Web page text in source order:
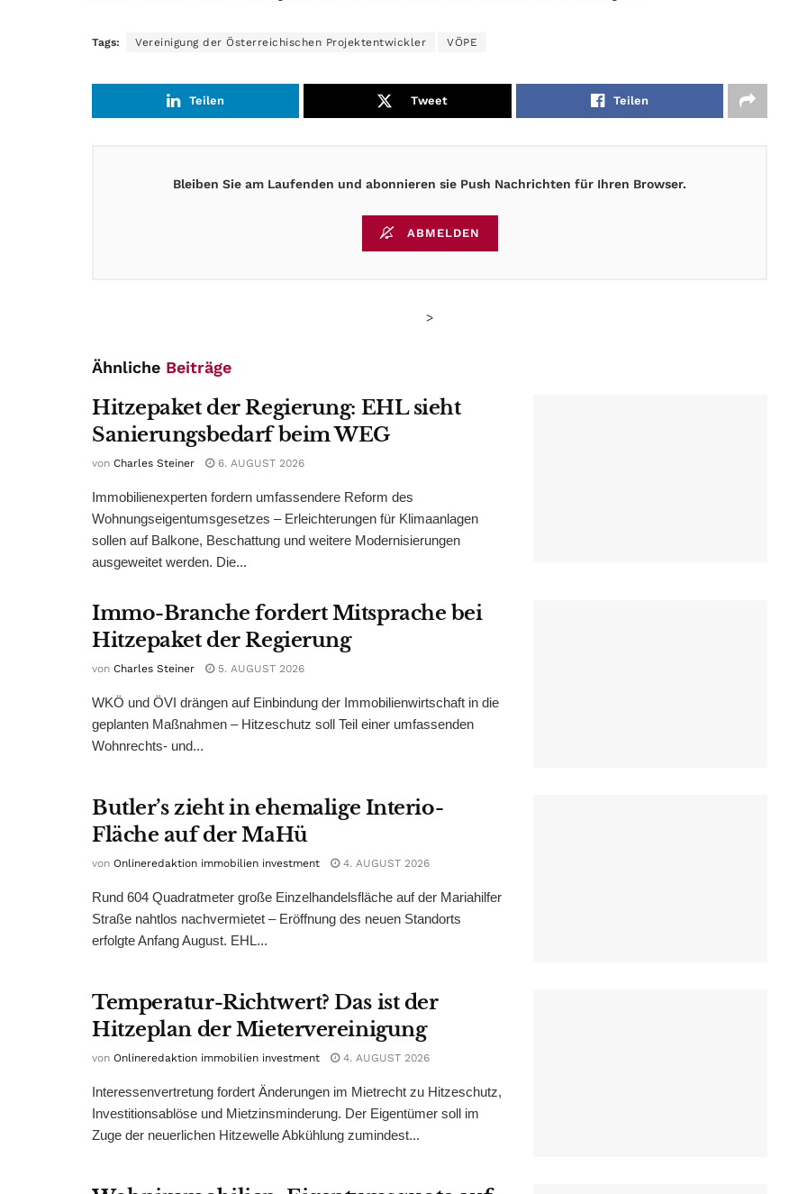
Tags: Vereinigung der Österreichischen Projektentwickler VÖPE
Teilen Tweet Teilen
Bleiben Sie am Laufenden und abonnieren sie Push Nachrichten für Ihren Browser.
ABMELDEN
>
Ähnliche Beiträge
Hitzepaket der Regierung: EHL sieht
Sanierungsbedarf beim WEG
von Charles Steiner 6. AUGUST 2026
Immobilienexperten fordern umfassendere Reform des
Wohnungseigentumsgesetzes – Erleichterungen für Klimaanlagen
sollen auf Balkone, Beschattung und weitere Modernisierungen
ausgeweitet werden. Die...
Immo-Branche fordert Mitsprache bei
Hitzepaket der Regierung
von Charles Steiner 5. AUGUST 2026
WKÖ und ÖVI drängen auf Einbindung der Immobilienwirtschaft in die
geplanten Maßnahmen – Hitzeschutz soll Teil einer umfassenden
Wohnrechts- und...
Butler’s zieht in ehemalige Interio-
Fläche auf der MaHü
von Onlineredaktion immobilien investment 4. AUGUST 2026
Rund 604 Quadratmeter große Einzelhandelsfläche auf der Mariahilfer
Straße nahtlos nachvermietet – Eröffnung des neuen Standorts
erfolgte Anfang August. EHL...
Temperatur-Richtwert? Das ist der
Hitzeplan der Mietervereinigung
von Onlineredaktion immobilien investment 4. AUGUST 2026
Interessenvertretung fordert Änderungen im Mietrecht zu Hitzeschutz,
Investitionsablöse und Mietzinsminderung. Der Eigentümer soll im
Zuge der neuerlichen Hitzewelle Abkühlung zumindest...